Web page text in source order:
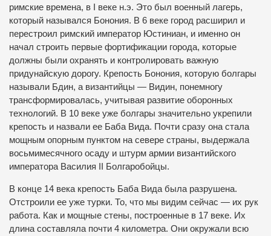
римские времена, в I веке н.э. Это был военный лагерь,
который назывался Бонония. В 6 веке город расширил и
перестроил римский император Юстиниан, и именно он
начал строить первые фортификации города, которые
должны были охранять и контролировать важную
придунайскую дорогу. Крепость Бонония, которую болгары
называли Бдин, а византийцы — Видин, понемногу
трансформировалась, учитывая развитие оборонных
технологий. В 10 веке уже болгары значительно укрепили
крепость и назвали ее Баба Вида. Почти сразу она стала
мощным опорным пунктом на севере страны, выдержала
восьмимесячного осаду и штурм армии византийского
императора Василия II Болгаробойцы.
В конце 14 века крепость Баба Вида была разрушена.
Отстроили ее уже турки. То, что мы видим сейчас — их рук
работа. Как и мощные стены, построенные в 17 веке. Их
длина составляла почти 4 километра. Они окружали всю